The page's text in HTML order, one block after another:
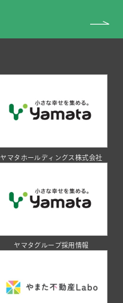
ヤマタホールディングス株式会社
ヤマタグループ採用情報